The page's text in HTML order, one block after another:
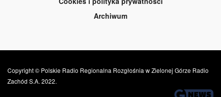
Archiwum
Copyright © Polskie Radio Regionalna Rozgłośnia w Zielonej Górze Radio
Zachód S.A. 2022.